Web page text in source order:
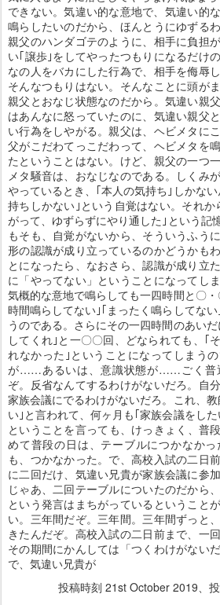
できない。気違い的な意地で、気違い的
鳴らしたいのだから、ほんとうにゆずる
親父のハンダゴテのように、相手に負担
い｢譲歩｣をしてやったつもりになるだけ
なの人をバカにした行為で、相手を侮辱
そんなつもりはない。そんなことに頭が
親父とおなじ状態なのだから。気違い親
はあんなに怒っていたのに、気違い親父
い行為をしやがる。親父は、ヘビメタに
父がこだわてっこだわって、ヘビメタを
たということはない。けど、親父の一つ
メタ騒音は、おなじなのである。しくみ
やっているとき、｢本人の気持ち｣しかな
持ちしかない｣という自覚はない。それか
がって、ゆずらずにやり通した｣という記
もそも、自覚がないから、そういうふう
形の認識が成り立っているのかどうかも
とになったら、なおさら、認識が成り立
に「やってない」ということになってし
気概的な意地で鳴らしても一四時間と〇
時間鳴らしてない｣｢まったく鳴らしてな
うのである。さらにその一四時間のあい
してくれ｣と一〇〇回、どなられても、｢
れなかった｣ということになってしまう
が……あるいは、意識状態が……ごく普
ぞ。反省なんてするわけがないだろ。自
家族会議にでるわけがないだろ。これ、
い｣と言われて、何ヶ月も｢家族会議をし
ということを言っても、けっきょく、
めて普段の日は、テーブルにつかなか
も、つかなかった。で、高校入試の二日
に二回だけ、気違い兄貴が家族会議に参
じゃあ、二回テーブルについたのだから
という発言はまちがっているということ
い。三年間だぞ。三年間。三年間ずっと
きたんだぞ。高校入試の二日前まで、一
その期間にかんしては「つくわけがない
で、気違い兄貴が
投稿時刻 21st October 2019、